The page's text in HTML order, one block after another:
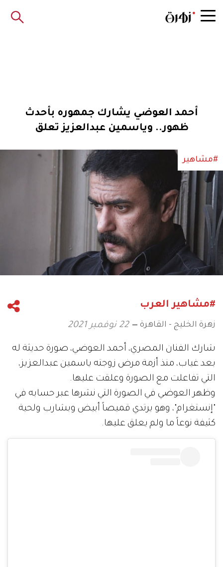
أحمد العوضي يشارك جمهوره بأحدث
ظهور.. وياسمين عبدالعزيز تعلق
#مشاهير
#مشاهير العرب
زهرة الخليج - القاهرة 22 نوفمبر 2021
شارك الفنان المصري، أحمد العوضي، صورة حديثة له
بعد غياب، منذ أزمة مرض زوجته ياسمين عبدالعزيز،
التي تفاعلت مع الصورة وعلقت عليها.
وظهر العوضي في الصورة التي نشرها عبر حسابه في
"إنستغرام"، وهو يرتدي قميصاً أبيض وبشارب ولحية
كثيفة نوعاً ما ولم يعلق عليها.